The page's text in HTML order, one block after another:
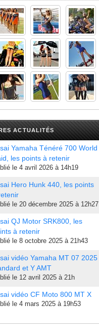
ACTUALITÉS
Yamaha Ténéré 700 World
les points à retenir
le 4 avril 2026 à 14h19
Hero Hunk 440, les points
le 20 décembre 2025 à 12h27
QJ Motor SRK800, les
à retenir
le 8 octobre 2025 à 21h43
vidéo Yamaha MT 07 2025
et Y AMT
le 12 avril 2025 à 21h
vidéo CF Moto 800 MT X
le 4 mars 2025 à 19h53